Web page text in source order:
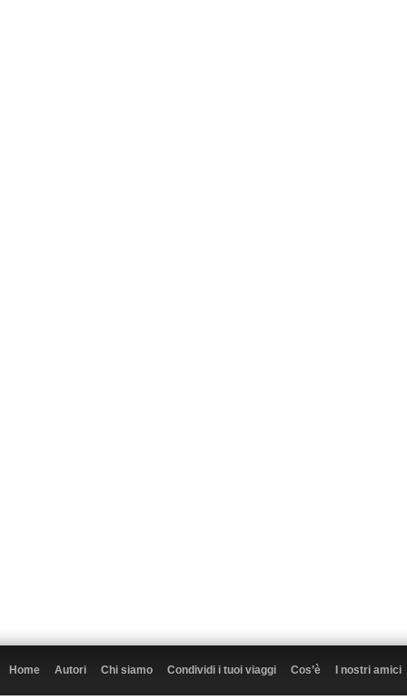
Home Autori Chi siamo Condividi i tuoi viaggi Cos’è I nostri amici